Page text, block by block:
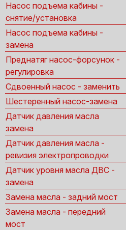
Насос подъема кабины -
снятие/установка
Насос подъема кабины -
замена
Преднатяг насос-форсунок -
регулировка
Сдвоенный насос - заменить
Шестеренный насос-замена
Датчик давления масла
замена
Датчик давления масла -
ревизия электропроводки
Датчик уровня масла ДВС -
замена
Замена масла - задний мост
Замена масла - передний
мост